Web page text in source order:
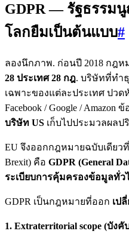
GDPR — รัฐธรรม
โลกยืมเป็นต้นแบบ#
ลองนึกภาพ. ก่อนปี 2018 กฎห
28 ประเทศ 28 กฎ. บริษัทที่ทำ
เฉพาะของแต่ละประเทศ ปว
Facebook / Google /
บริษัท US เก็บไปประมวลผล
EU จึงออกกฎหมายฉบับเดียว
Brexit) คือ GDPR (General
ระเบียบการคุ้มครองข้อมูลทั่ว
GDPR เป็นกฎหมายที่ออก เป
1. Extraterritorial scope (บัง